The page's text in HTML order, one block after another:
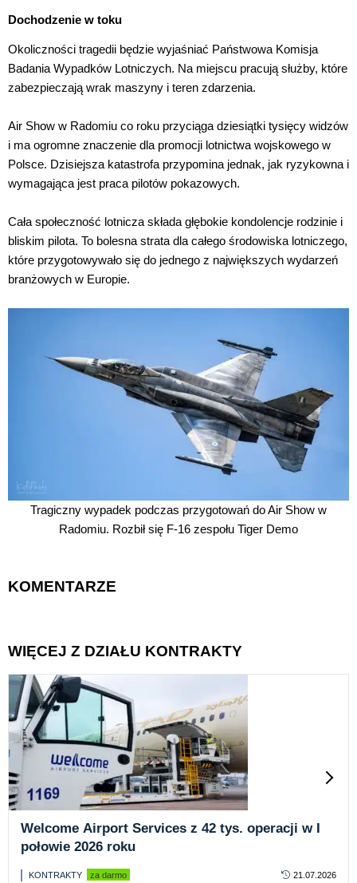
Dochodzenie w toku
Okoliczności tragedii będzie wyjaśniać Państwowa Komisja
Badania Wypadków Lotniczych. Na miejscu pracują służby, które
zabezpieczają wrak maszyny i teren zdarzenia.
Air Show w Radomiu co roku przyciąga dziesiątki tysięcy widzów
i ma ogromne znaczenie dla promocji lotnictwa wojskowego w
Polsce. Dzisiejsza katastrofa przypomina jednak, jak ryzykowna i
wymagająca jest praca pilotów pokazowych.
Cała społeczność lotnicza składa głębokie kondolencje rodzinie i
bliskim pilota. To bolesna strata dla całego środowiska lotniczego,
które przygotowywało się do jednego z największych wydarzeń
branżowych w Europie.
Tragiczny wypadek podczas przygotowań do Air Show w
Radomiu. Rozbił się F-16 zespołu Tiger Demo
KOMENTARZE
WIĘCEJ Z DZIAŁU KONTRAKTY
Welcome Airport Services z 42 tys. operacji w I
połowie 2026 roku
KONTRAKTY za darmo 21.07.2026